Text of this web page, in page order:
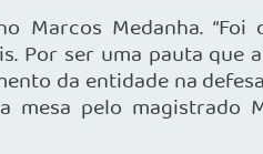
Marcos Medanha.
Por ser uma pauta que
da entidade na
mesa pelo magistrado